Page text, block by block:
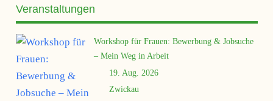
Veranstaltungen
Workshop für Frauen: Bewerbung & Jobsuche
– Mein Weg in Arbeit
19. Aug. 2026
Zwickau